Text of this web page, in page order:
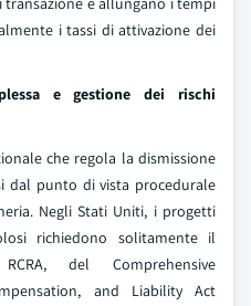
i tassi di attivazione dei
e gestione dei rischi
che regola la dismissione
dal punto di vista procedurale
Negli Stati Uniti, i progetti
richiedono solitamente il
del Comprehensive
and Liability Act